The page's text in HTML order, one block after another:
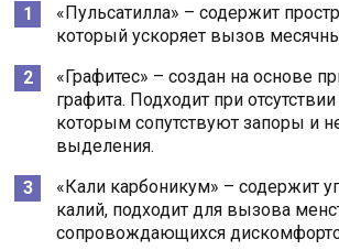
«Пульсатилла» – содержит
который ускоряет вызов
«Графитес» – создан на основе
графита. Подходит при
которым сопутствуют запоры и
выделения.
«Кали карбоникум» – содержит
калий, подходит для вызова
сопровождающихся